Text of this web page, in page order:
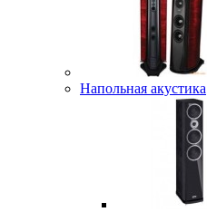
Напольная акустика